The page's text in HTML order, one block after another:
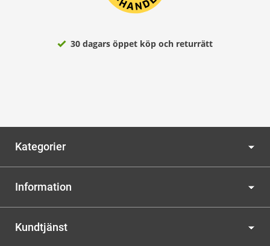
30 dagars öppet köp och returrätt
Kategorier
Information
Kundtjänst